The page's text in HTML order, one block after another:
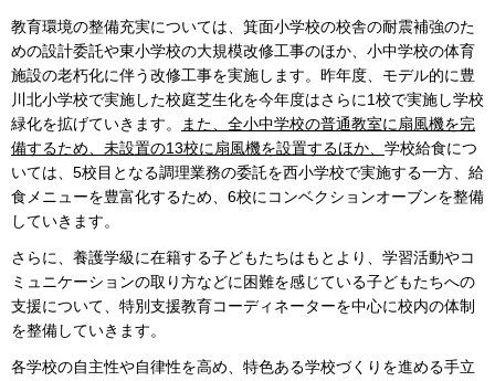
教育環境の整備充実については、箕面小学校の校舎の耐震補強のた
めの設計委託や東小学校の大規模改修工事のほか、小中学校の体育
施設の老朽化に伴う改修工事を実施します。昨年度、モデル的に豊
川北小学校で実施した校庭芝生化を今年度はさらに1校で実施し学校
緑化を拡げていきます。
また、全小中学校の普通教室に扇風機を完
備するため、未設置の13校に扇風機を設置するほか、 学校給食につ
いては、5校目となる調理業務の委託を西小学校で実施する一方、給
食メニューを豊富化するため、6校にコンベクションオーブンを整備
していきます。
さらに、養護学級に在籍する子どもたちはもとより、学習活動やコ
ミュニケーションの取り方などに困難を感じている子どもたちへの
支援について、特別支援教育コーディネーターを中心に校内の体制
を整備していきます。
各学校の自主性や自律性を高め、特色ある学校づくりを進める手立